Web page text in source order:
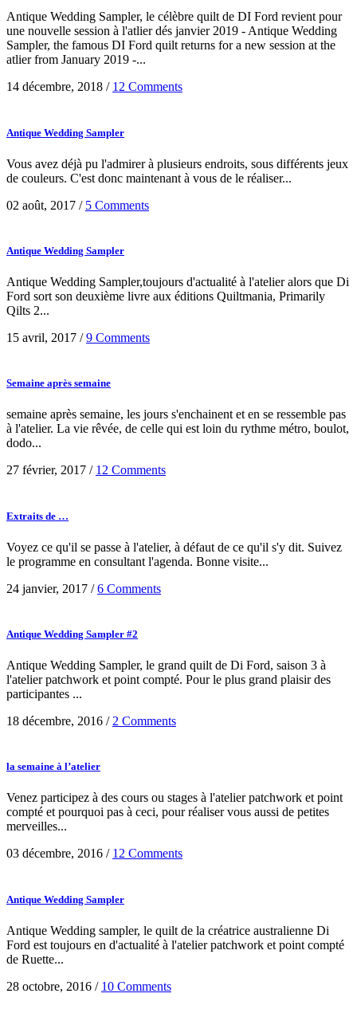
Antique Wedding Sampler, le célèbre quilt de DI Ford revient pour
une nouvelle session à l'atlier dés janvier 2019 - Antique Wedding
Sampler, the famous DI Ford quilt returns for a new session at the
atlier from January 2019 -...
14 décembre, 2018 / 12 Comments
Antique Wedding Sampler
Vous avez déjà pu l'admirer à plusieurs endroits, sous différents jeux
de couleurs. C'est donc maintenant à vous de le réaliser...
02 août, 2017 / 5 Comments
Antique Wedding Sampler
Antique Wedding Sampler,toujours d'actualité à l'atelier alors que Di
Ford sort son deuxième livre aux éditions Quiltmania, Primarily
Qilts 2...
15 avril, 2017 /9 Comments
Semaine après semaine
semaine après semaine, les jours s'enchainent et en se ressemble pas
à l'atelier. La vie rêvée, de celle qui est loin du rythme métro, boulot,
dodo...
27 février, 2017 / 12 Comments
Extraits de …
Voyez ce qu'il se passe à l'atelier, à défaut de ce qu'il s'y dit. Suivez
le programme en consultant l'agenda. Bonne visite...
24 janvier, 2017 /6 Comments
Antique Wedding Sampler #2
Antique Wedding Sampler, le grand quilt de Di Ford, saison 3 à
l'atelier patchwork et point compté. Pour le plus grand plaisir des
participantes ...
18 décembre, 2016 / 2 Comments
la semaine à l’atelier
Venez participez à des cours ou stages à l'atelier patchwork et point
compté et pourquoi pas à ceci, pour réaliser vous aussi de petites
merveilles...
03 décembre, 2016 / 12 Comments
Antique Wedding Sampler
Antique Wedding sampler, le quilt de la créatrice australienne Di
Ford est toujours en d'actualité à l'atelier patchwork et point compté
de Ruette...
28 octobre, 2016 / 10 Comments